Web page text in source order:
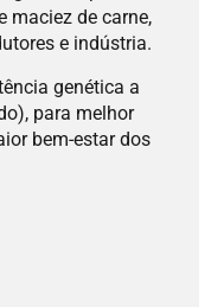
maciez de carne,
e indústria.
genética a
para melhor
bem-estar dos